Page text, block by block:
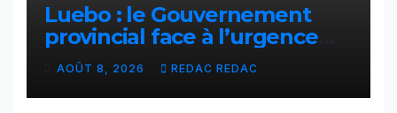
Luebo : le Gouvernement
provincial face à l’urgence
des érosions qui menacent la
cité
AOÛT 8, 2026 REDAC REDAC